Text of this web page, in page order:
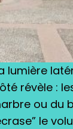
lumière
révèle :
ou du
le